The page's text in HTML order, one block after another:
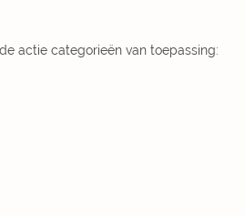
actie categorieën van toepassing: